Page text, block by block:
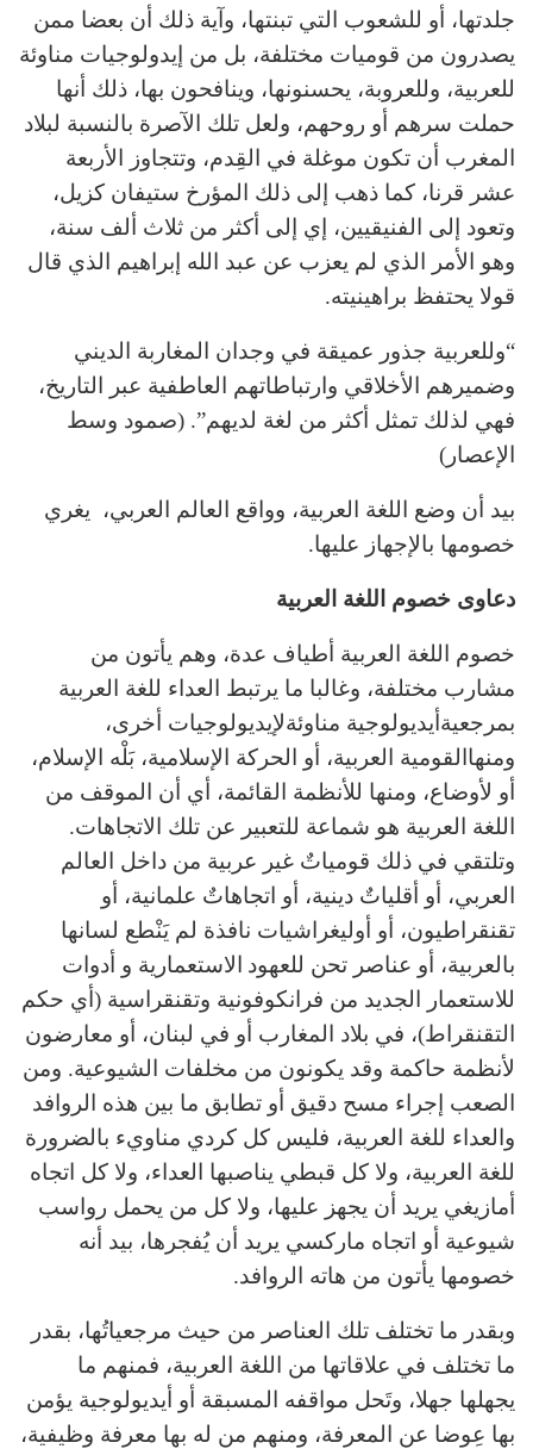
جلدتها، أو للشعوب التي تبنتها، وآية ذلك أن بعضا ممن
يصدرون من قوميات مختلفة، بل من إيدولوجيات مناوئة
للعربية، وللعروبة، يحسنونها، وينافحون بها، ذلك أنها
حملت سرهم أو روحهم، ولعل تلك الآصرة بالنسبة لبلاد
المغرب أن تكون موغلة في القِدم، وتتجاوز الأربعة
عشر قرنا، كما ذهب إلى ذلك المؤرخ ستيفان كزيل،
وتعود إلى الفنيقيين، إي إلى أكثر من ثلاث ألف سنة،
وهو الأمر الذي لم يعزب عن عبد الله إبراهيم الذي قال
قولا يحتفظ براهينيته.
“وللعربية جذور عميقة في وجدان المغاربة الديني
وضميرهم الأخلاقي وارتباطاتهم العاطفية عبر التاريخ،
فهي لذلك تمثل أكثر من لغة لديهم”. (صمود وسط
الإعصار)
بيد أن وضع اللغة العربية، وواقع العالم العربي، يغري
خصومها بالإجهاز عليها.
دعاوى خصوم اللغة العربية
خصوم اللغة العربية أطياف عدة، وهم يأتون من
مشارب مختلفة، وغالبا ما يرتبط العداء للغة العربية
بمرجعيةأيديولوجية مناوئةلإيديولوجيات أخرى،
ومنهاالقومية العربية، أو الحركة الإسلامية، بَلْه الإسلام،
أو لأوضاع، ومنها للأنظمة القائمة، أي أن الموقف من
اللغة العربية هو شماعة للتعبير عن تلك الاتجاهات.
وتلتقي في ذلك قومياتٌ غير عربية من داخل العالم
العربي، أو أقلياتٌ دينية، أو اتجاهاتٌ علمانية، أو
تقنقراطيون، أو أوليغراشيات نافذة لم يَنْطع لسانها
بالعربية، أو عناصر تحن للعهود الاستعمارية و أدوات
للاستعمار الجديد من فرانكوفونية وتقنقراسية (أي حكم
التقنقراط)، في بلاد المغارب أو في لبنان، أو معارضون
لأنظمة حاكمة وقد يكونون من مخلفات الشيوعية. ومن
الصعب إجراء مسح دقيق أو تطابق ما بين هذه الروافد
والعداء للغة العربية، فليس كل كردي مناويء بالضرورة
للغة العربية، ولا كل قبطي يناصبها العداء، ولا كل اتجاه
أمازيغي يريد أن يجهز عليها، ولا كل من يحمل رواسب
شيوعية أو اتجاه ماركسي يريد أن يُفجرها، بيد أنه
خصومها يأتون من هاته الروافد.
وبقدر ما تختلف تلك العناصر من حيث مرجعياتُها، بقدر
ما تختلف في علاقاتها من اللغة العربية، فمنهم ما
يجهلها جهلا، وتَحل مواقفه المسبقة أو أيديولوجية يؤمن
بها عِوضا عن المعرفة، ومنهم من له بها معرفة وظيفية،